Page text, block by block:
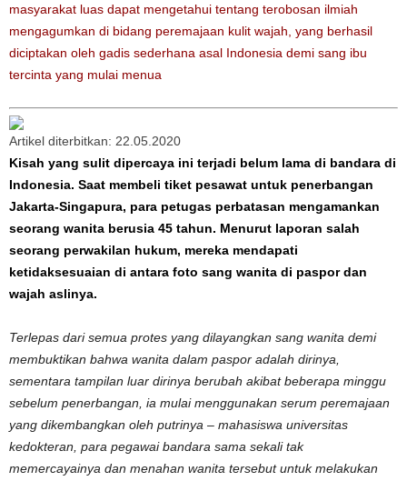
masyarakat luas dapat mengetahui tentang terobosan ilmiah
mengagumkan di bidang peremajaan kulit wajah, yang berhasil
diciptakan oleh gadis sederhana asal Indonesia demi sang ibu
tercinta yang mulai menua
Artikel diterbitkan: 22.05.2020
Kisah yang sulit dipercaya ini terjadi belum lama di bandara di
Indonesia. Saat membeli tiket pesawat untuk penerbangan
Jakarta-Singapura, para petugas perbatasan mengamankan
seorang wanita berusia 45 tahun. Menurut laporan salah
seorang perwakilan hukum, mereka mendapati
ketidaksesuaian di antara foto sang wanita di paspor dan
wajah aslinya.
Terlepas dari semua protes yang dilayangkan sang wanita demi
membuktikan bahwa wanita dalam paspor adalah dirinya,
sementara tampilan luar dirinya berubah akibat beberapa minggu
sebelum penerbangan, ia mulai menggunakan serum peremajaan
yang dikembangkan oleh putrinya – mahasiswa universitas
kedokteran, para pegawai bandara sama sekali tak
memercayainya dan menahan wanita tersebut untuk melakukan